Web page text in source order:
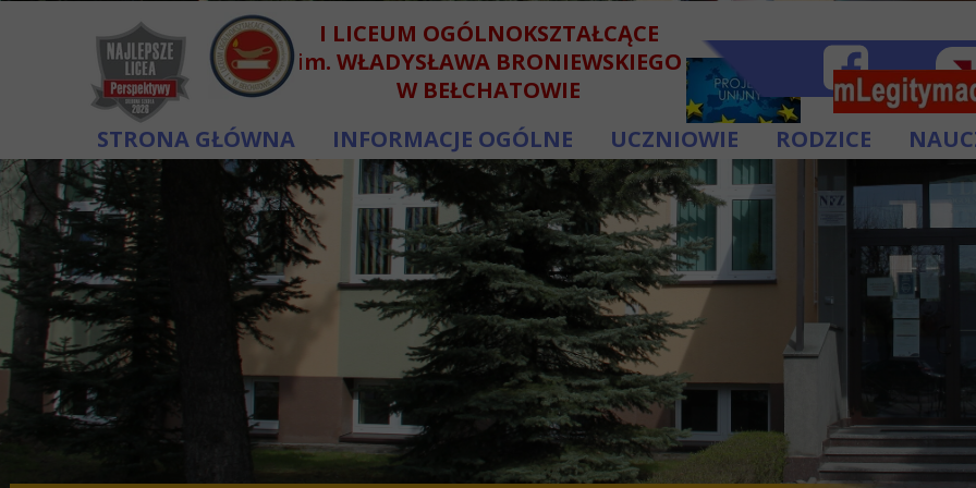
STRONA GŁÓWNA INFORMACJE OGÓLNE UCZNIOWIE RODZICE
I LICEUM OGÓLNOKSZTAŁCĄCE
im. WŁADYSŁAWA BRONIEWSKIEGO
W BEŁCHATOWIE